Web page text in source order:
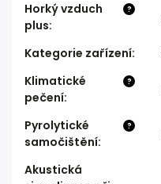
?
Horký vzduch
plus:
Kategorie zařízení:
?
Klimatické
pečení:
?
Pyrolytické
samočištění:
Akustická